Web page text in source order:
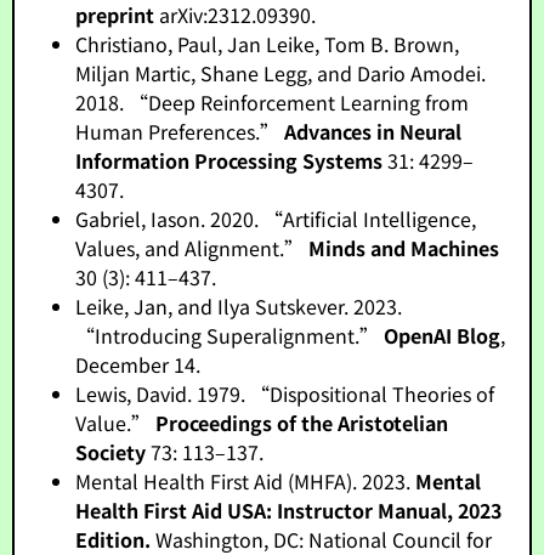
preprint arXiv:2312.09390.
Christiano, Paul, Jan Leike, Tom B. Brown,
Miljan Martic, Shane Legg, and Dario Amodei.
2018. “Deep Reinforcement Learning from
Human Preferences.”Advances in Neural
Information Processing Systems31: 4299–
4307.
Gabriel, Iason. 2020. “Artificial Intelligence,
Values, and Alignment.” Minds and Machines
30 (3): 411–437.
Leike, Jan, and Ilya Sutskever. 2023.
“Introducing Superalignment.”OpenAI Blog,
December 14.
Lewis, David. 1979. “Dispositional Theories of
Value.” Proceedings of the Aristotelian
Society73: 113–137.
Mental Health First Aid (MHFA). 2023. Mental
Health First Aid USA: Instructor Manual, 2023
Edition. Washington, DC: National Council for